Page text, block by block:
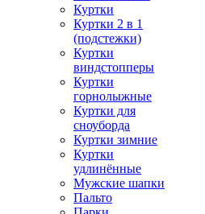
Куртки
Куртки 2 в 1
(подстежки)
Куртки
виндстопперы
Куртки
горнолыжные
Куртки для
сноуборда
Куртки зимние
Куртки
удлинённые
Мужские шапки
Пальто